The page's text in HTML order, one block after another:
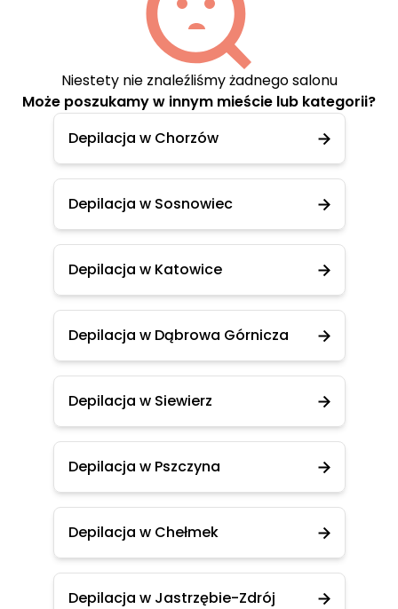
Niestety nie znaleźliśmy żadnego salonu
Może poszukamy w innym mieście lub kategorii?
Depilacja w Chorzów
Depilacja w Sosnowiec
Depilacja w Katowice
Depilacja w Dąbrowa Górnicza
Depilacja w Siewierz
Depilacja w Pszczyna
Depilacja w Chełmek
Depilacja w Jastrzębie-Zdrój